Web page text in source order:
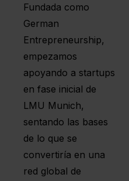
Fundada como
German
Entrepreneurship,
empezamos
apoyando a startups
en fase inicial de
LMU Munich,
sentando las bases
de lo que se
convertiría en una
red global de